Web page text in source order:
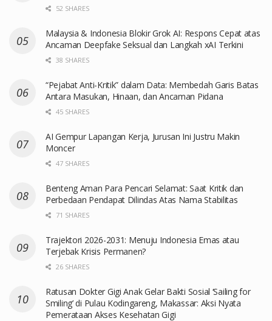
52 SHARES
Malaysia & Indonesia Blokir Grok AI: Respons Cepat atas
Ancaman Deepfake Seksual dan Langkah xAI Terkini
38 SHARES
“Pejabat Anti-Kritik” dalam Data: Membedah Garis Batas
Antara Masukan, Hinaan, dan Ancaman Pidana
45 SHARES
AI Gempur Lapangan Kerja, Jurusan Ini Justru Makin
Moncer
47 SHARES
Benteng Aman Para Pencari Selamat: Saat Kritik dan
Perbedaan Pendapat Dilindas Atas Nama Stabilitas
71 SHARES
Trajektori 2026-2031: Menuju Indonesia Emas atau
Terjebak Krisis Permanen?
26 SHARES
Ratusan Dokter Gigi Anak Gelar Bakti Sosial ‘Sailing for
Smiling’ di Pulau Kodingareng, Makassar: Aksi Nyata
Pemerataan Akses Kesehatan Gigi